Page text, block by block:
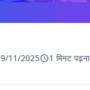
9/11/2025 1 मिनट पढ़ना